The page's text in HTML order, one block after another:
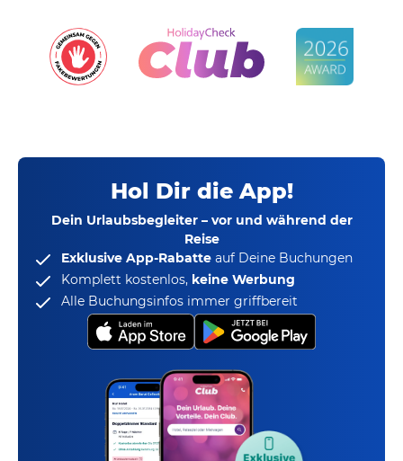
Hol Dir die App!
Dein Urlaubsbegleiter – vor und während der
Reise
Exklusive App-Rabatte auf Deine Buchungen
Komplett kostenlos, keine Werbung
Alle Buchungsinfos immer griffbereit